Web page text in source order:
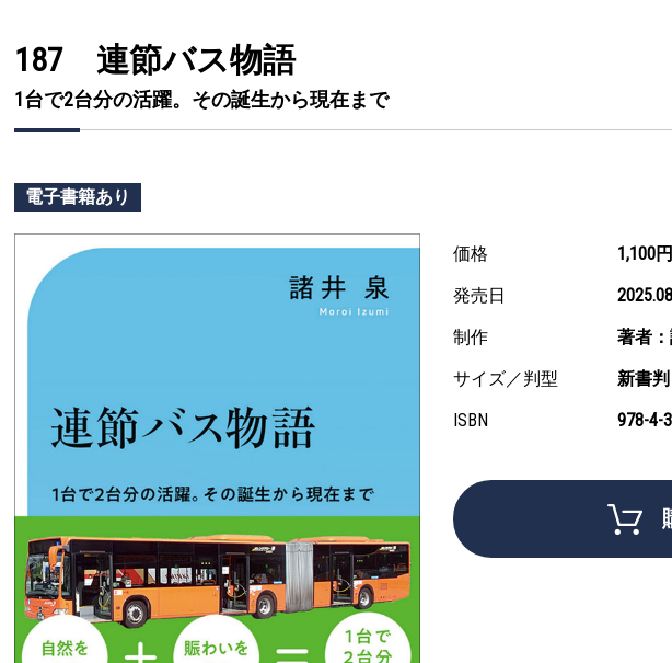
187 連節バス物語
1台で2台分の活躍。その誕生から現在まで
電子書籍あり
価格
1,100
発売日
制作
著者
サイズ／判型
新書判
ISBN
978-4-